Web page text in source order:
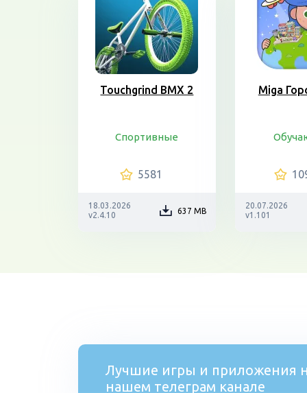
Touchgrind BMX 2
Спортивные
5581
18.03.2026
v2.4.10
637 MB
Miga
20.07.2026
v1.101
Лучшие игры и приложения
нашем телеграм канале